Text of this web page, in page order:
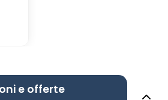
e offerte